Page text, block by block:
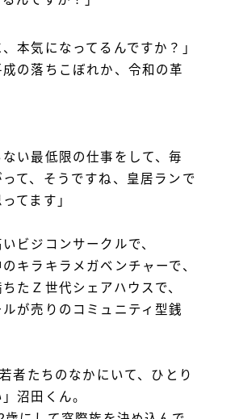
、本気になってるんですか？」
の落ちこぼれか、令和の革
ない最低限の仕事をして、毎
って、そうですね、皇居ランで
てます」
ビジコンサークルで、
キラキラメガベンチャーで、
ちたＺ世代シェアハウスで、
が売りのコミュニティ型銭
者たちのなかにいて、ひとり
沼田くん。